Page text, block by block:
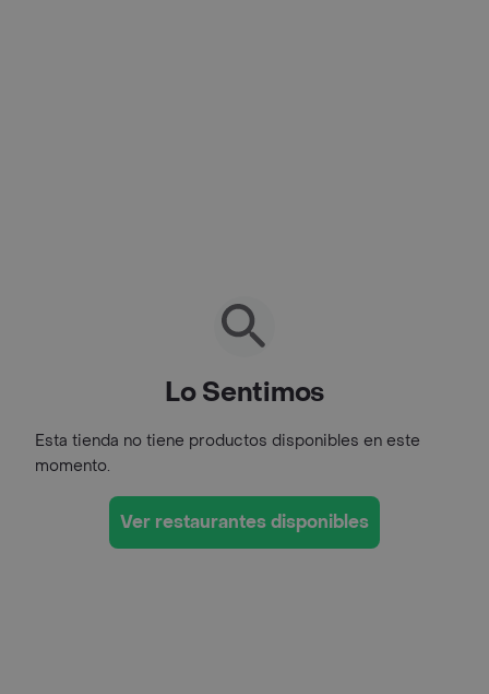
Lo Sentimos
Esta tienda no tiene productos disponibles en este
momento.
Ver restaurantes disponibles